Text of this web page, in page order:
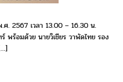
2567 เวลา 13.00 – 16.30 น.
พร้อมด้วย นายวิเชียร วาพัดไทย รอง